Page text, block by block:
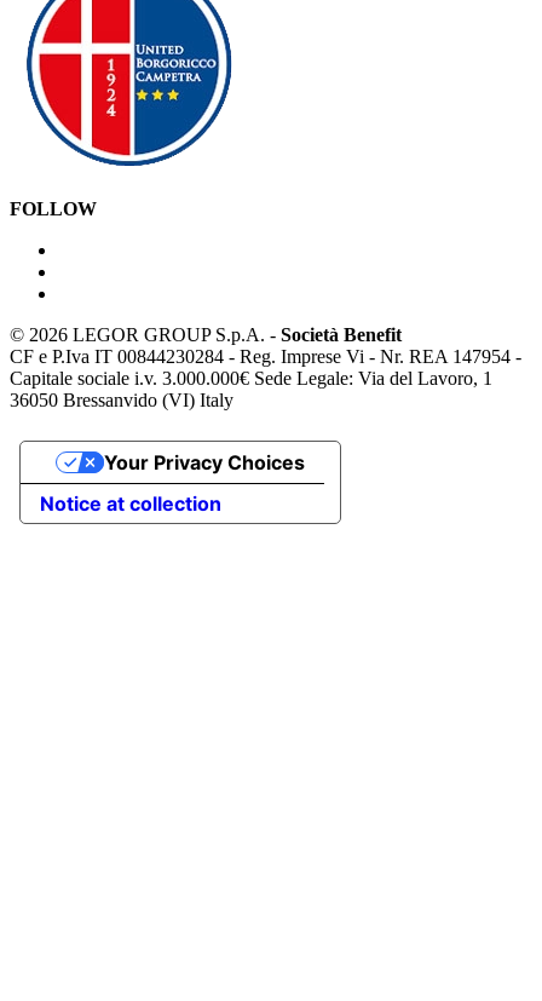
FOLLOW
© 2026 LEGOR GROUP S.p.A. - Società Benefit
CF e P.Iva IT 00844230284 - Reg. Imprese Vi - Nr. REA 147954 -
Capitale sociale i.v. 3.000.000€ Sede Legale: Via del Lavoro, 1
36050 Bressanvido (VI) Italy
Notice at collection
Your Privacy Choices